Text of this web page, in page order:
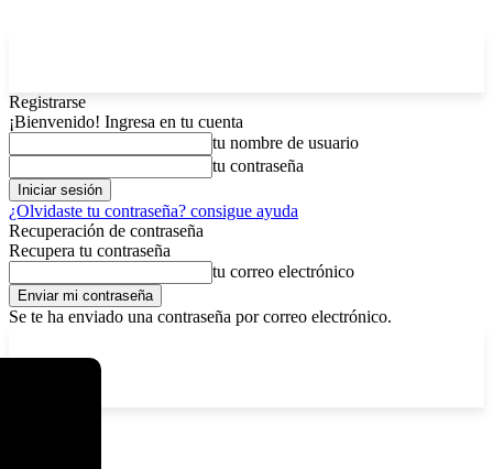
Registrarse
¡Bienvenido! Ingresa en tu cuenta
tu nombre de usuario
tu contraseña
¿Olvidaste tu contraseña? consigue ayuda
Recuperación de contraseña
Recupera tu contraseña
tu correo electrónico
Se te ha enviado una contraseña por correo electrónico.